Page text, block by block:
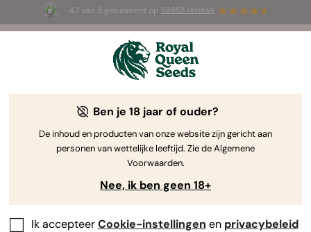
4.7 van 5 gebaseerd op 58653 reviews
☀️ Summer Sales: tot wel 50% korting
op geselecteerde producten! ⏤
De Kweekgids Voor Cannabis door Royal Queen Seeds
Grow Guide Zoekmachine
Hoe je cannabiszaden deskundig
bewaart
Ben je 18 jaar of ouder?
De inhoud en producten van onze website zijn gericht aan
personen van wettelijke leeftijd. Zie de Algemene
Voorwaarden.
Nee, ik ben geen 18+
Ik accepteerCookie-instellingen en privacybeleid